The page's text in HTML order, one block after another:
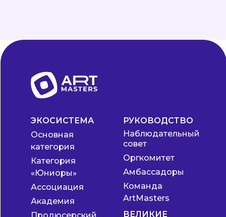
РУКОВОДСТВО
ВЕЛИКИЕ
Наблюдательный
совет
Амбассадоры
Команда
ArtMasters
ЭКОСИСТЕМА
Ассоциация
Академия
Основная
категория
Категория
«Юниоры»
Оргкомитет